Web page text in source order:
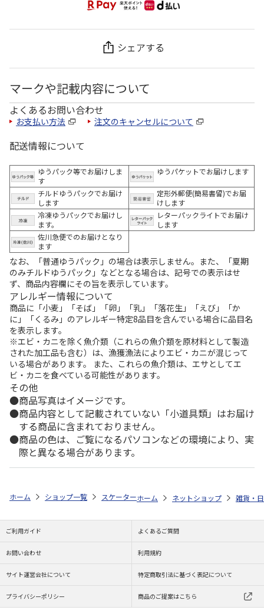
シェアする
マークや記載内容について
よくあるお問い合わせ
お支払い方法 注文のキャンセルについて
配送情報について
ゆうパック等でお届けしま
す
ゆうパケットでお届けします
チルドゆうパックでお届け
します
定形外郵便(簡易書留)でお届
けします
冷凍ゆうパックでお届けし
ます。
レターパックライトでお届け
します
佐川急便でのお届けとなり
ます
なお、「普通ゆうパック」の場合は表示しません。また、「夏期
のみチルドゆうパック」などとなる場合は、記号での表示はせ
ず、商品内容欄にその旨を表示しています。
アレルギー情報について
商品に「小麦」「そば」「卵」「乳」「落花生」「えび」「か
に」「くるみ」のアレルギー特定8品目を含んでいる場合に品目名
を表示します。
※エビ・カニを除く魚介類（これらの魚介類を原材料として製造
された加工品も含む）は、漁獲漁法によりエビ・カニが混じって
いる場合があります。 また、これらの魚介類は、エサとしてエ
ビ・カニを食べている可能性があります。
その他
商品写真はイメージです。
商品内容として記載されていない「小道具類」はお届け
する商品に含まれておりません。
商品の色は、ご覧になるパソコンなどの環境により、実
際と異なる場合があります。
ホーム ショップ一覧 スケーター メラミンタンブラー SNOOPY クッ
ホーム ネットショップ 雑貨・
ご利用ガイド よくあるご質問
お問い合わせ 利用規約
サイト運営会社について 特定商取引法に基づく表記について
プライバシーポリシー 商品のご提案はこちら